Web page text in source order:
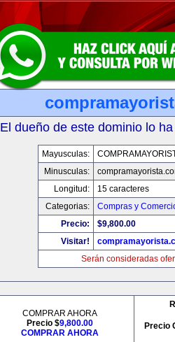
El dueño de este dominio lo
Mayusculas:
Minusculas:
Longitud:
15 caracteres
Categorias:
Compras y
Precio:
$9,800.00
Visitar!
Serán consideradas
COMPRAR AHORA
Precio $9,800.00
COMPRAR AHORA
Precio